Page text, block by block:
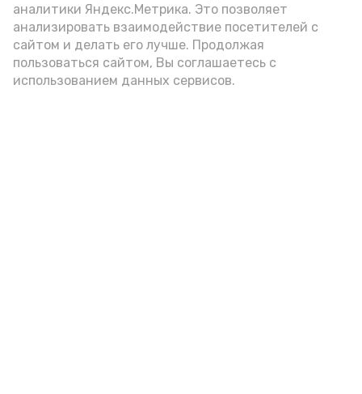
аналитики Яндекс.Метрика. Это позволяет
анализировать взаимодействие посетителей с
сайтом и делать его лучше. Продолжая
пользоваться сайтом, Вы соглашаетесь с
использованием данных сервисов.
В Волгограде поздравили
ветерана полигона «Капустин
Яр» Александра Колотушкина
Знаменская делегация приняла участие в торжествах в